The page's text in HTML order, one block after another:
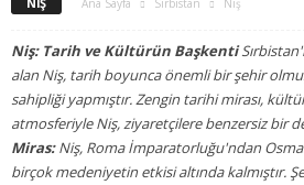
Ana Sayfa Sırbistan Niş
Niş: Tarih ve Kültürün Başkenti
alan Niş, tarih boyunca önemli bir şehir
sahipliği yapmıştır. Zengin tarihi mirası,
atmosferiyle Niş, ziyaretçilere benzersiz bir
Miras:Niş, Roma İmparatorluğu'ndan
birçok medeniyetin etkisi altında kalmıştır.